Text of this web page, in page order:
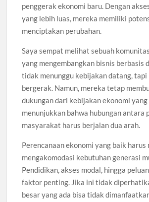
penggerak ekonomi baru. Dengan
yang lebih luas, mereka memiliki
menciptakan perubahan.
Saya sempat melihat sebuah
yang mengembangkan bisnis berbasis
tidak menunggu kebijakan datang, tapi
bergerak. Namun, mereka tetap
dukungan dari kebijakan ekonomi
menunjukkan bahwa hubungan antara
masyarakat harus berjalan dua arah.
Perencanaan ekonomi yang baik harus
mengakomodasi kebutuhan generasi
Pendidikan, akses modal, hingga
faktor penting. Jika ini tidak
besar yang ada bisa tidak